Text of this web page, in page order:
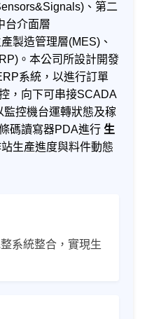
、第二
台介面層
製造管理層(MES)、
。本公司所設計開發
系統，以進行訂單
，向下可串接SCADA
監控機台運轉狀態及稼
碼讀寫器PDA進行 生
生產進度與料件動態
系統整合，實現生